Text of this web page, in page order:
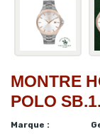
MONTRE
POLO
Marque :